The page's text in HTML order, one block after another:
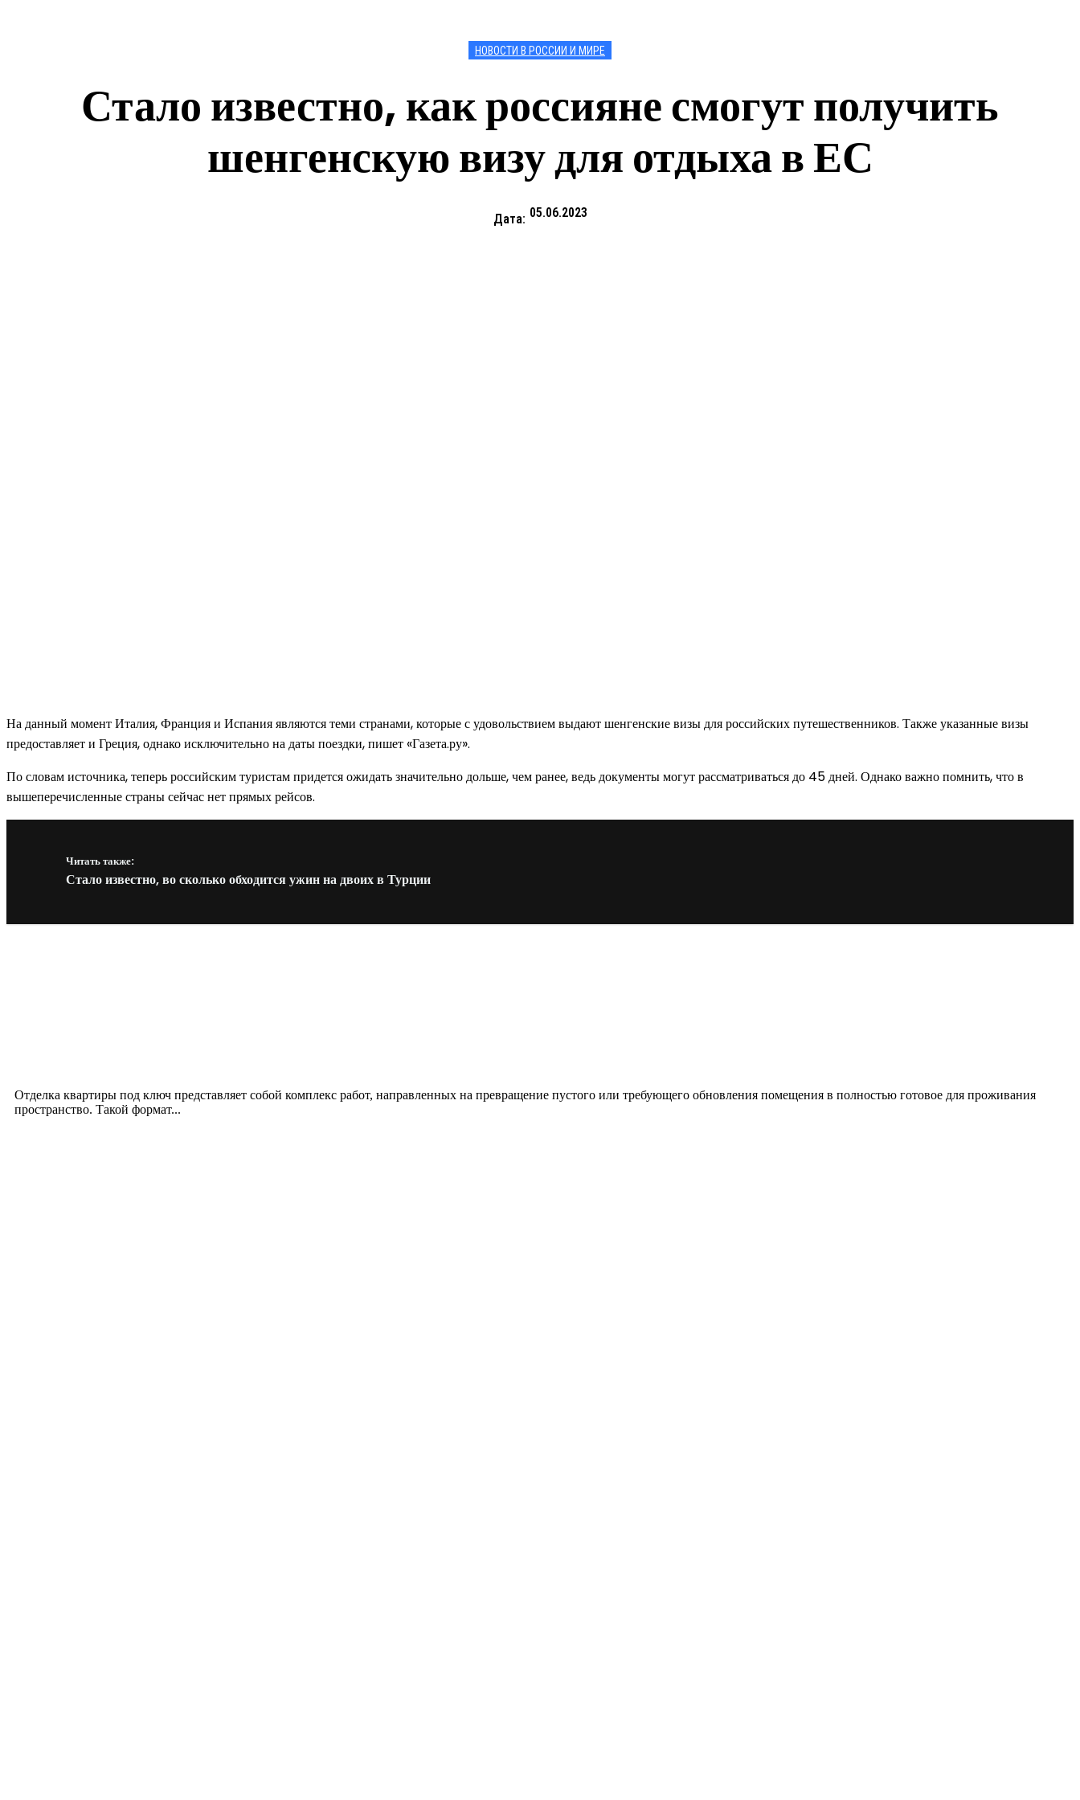
НОВОСТИ В РОССИИ И МИРЕ
Стало известно, как россияне смогут получить
шенгенскую визу для отдыха в ЕС
Дата: 05.06.2023
На данный момент Италия, Франция и Испания являются теми странами, которые с удовольствием выдают шенгенские визы для российских путешественников. Также указанные визы
предоставляет и Греция, однако исключительно на даты поездки, пишет «Газета.ру».
По словам источника, теперь российским туристам придется ожидать значительно дольше, чем ранее, ведь документы могут рассматриваться до 45 дней. Однако важно помнить, что в
вышеперечисленные страны сейчас нет прямых рейсов.
Читать также:
Стало известно, во сколько обходится ужин на двоих в Турции
Отделка квартиры под ключ представляет собой комплекс работ, направленных на превращение пустого или требующего обновления помещения в полностью готовое для проживания
пространство. Такой формат...